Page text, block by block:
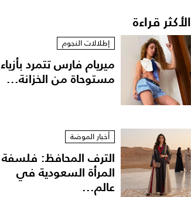
الأكثر قراءة
إطلالات النجوم
ميريام فارس تتمرد بأزياء
مستوحاة من الخزانة...
أخبار الموضة
الترف المحافظ: فلسفة
المرأة السعودية في
عالم...